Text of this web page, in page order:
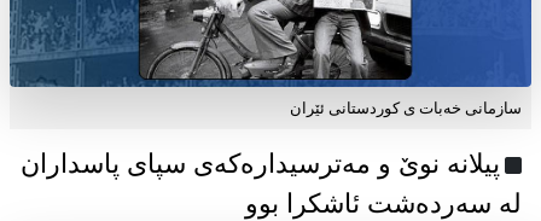
سازمانی خەبات ی كوردستانی ئێران
پیلانە نوێ و مەترسیدارەکەی سپای پاسداران
لە سەردەشت ئاشکرا بوو